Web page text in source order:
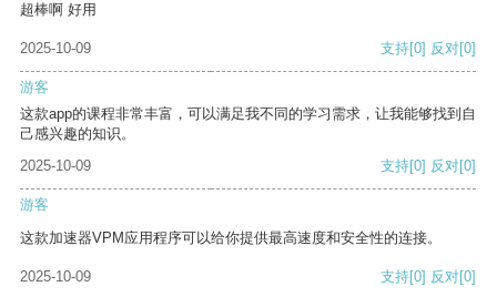
超棒啊 好用
2025-10-09 支持[0] 反对[0]
游客
这款app的课程非常丰富，可以满足我不同的学习需求，让我能够找到自
己感兴趣的知识。
2025-10-09
支持[0] 反对[0]
游客
这款加速器VPM应用程序可以给你提供最高速度和安全性的连接。
2025-10-09 支持[0] 反对[0]